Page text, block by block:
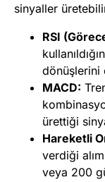
sinyaller
RSI
dönüşlerini
MACD:
ürettiği
Hareketli
verdiği
veya 200